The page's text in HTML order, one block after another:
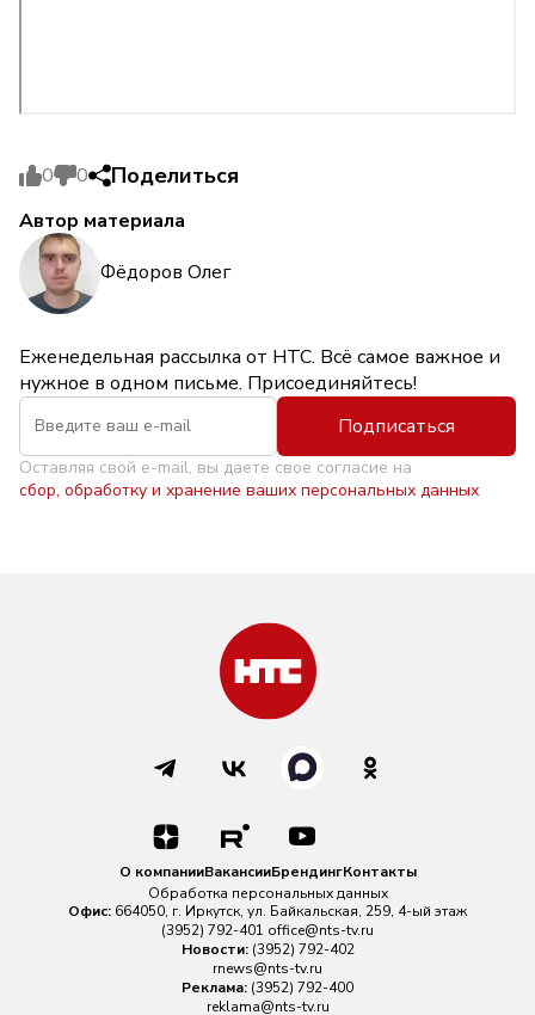
0 0 Поделиться
Автор материала
Фёдоров Олег
Еженедельная рассылка от НТС. Всё самое важное и
нужное в одном письме. Присоединяйтесь!
Подписаться
Оставляя свой e-mail, вы даете свое согласие на
сбор, обработку и хранение ваших персональных данных
О компанииВакансииБрендингКонтакты
Обработка персональных данных
Офис: 664050, г. Иркутск, ул. Байкальская, 259, 4-ый этаж
(3952) 792-401 office@nts-tv.ru
Новости: (3952) 792-402
rnews@nts-tv.ru
Реклама: (3952) 792-400
reklama@nts-tv.ru